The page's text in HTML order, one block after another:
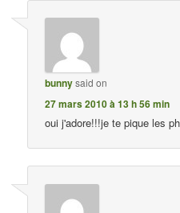
bunnysaid on
27 mars 2010 à 13 h 56 min
oui j'adore!!!je te pique les